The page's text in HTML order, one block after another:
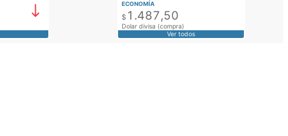
ECONOMÍA
$ 1.487,50
Dolar divisa (compra)
Ver todos